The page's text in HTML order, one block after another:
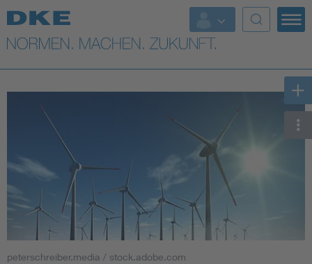
Top-Themen
VDE Fokusthemen
Energy
Health
Industry
peterschreiber.media / stock.adobe.com